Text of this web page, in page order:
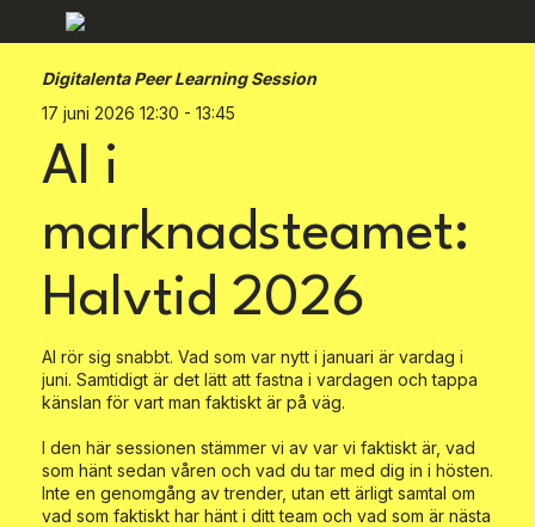
Digitalenta Peer Learning Session
17 juni 2026 12:30 - 13:45
AI i
marknadsteamet:
Halvtid 2026
AI rör sig snabbt. Vad som var nytt i januari är vardag i
juni. Samtidigt är det lätt att fastna i vardagen och tappa
känslan för vart man faktiskt är på väg.
I den här sessionen stämmer vi av var vi faktiskt är, vad
som hänt sedan våren och vad du tar med dig in i hösten.
Inte en genomgång av trender, utan ett ärligt samtal om
vad som faktiskt har hänt i ditt team och vad som är nästa